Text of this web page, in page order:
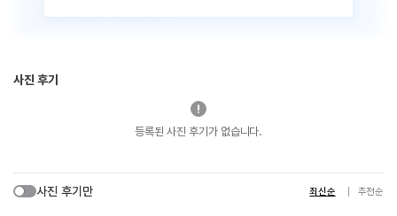
사진 후기
등록된 사진 후기가 없습니다.
사진 후기만 최신순 추천순